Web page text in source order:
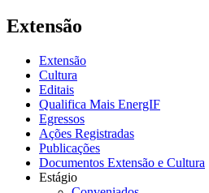
Extensão
Extensão
Cultura
Editais
Qualifica Mais EnergIF
Egressos
Ações Registradas
Publicações
Documentos Extensão e Cultura
Estágio